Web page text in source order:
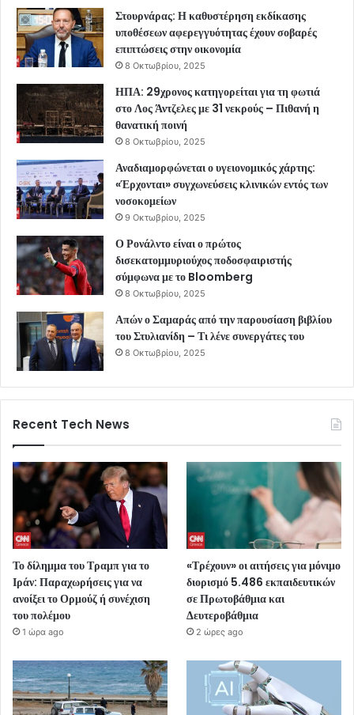
Στουρνάρας: Η καθυστέρηση εκδίκασης
υποθέσεων αφερεγγυότητας έχουν σοβαρές
επιπτώσεις στην οικονομία
8 Οκτωβρίου, 2025
ΗΠΑ: 29χρονος κατηγορείται για τη φωτιά
στο Λος Άντζελες με 31 νεκρούς – Πιθανή η
θανατική ποινή
8 Οκτωβρίου, 2025
Αναδιαμορφώνεται ο υγειονομικός χάρτης:
«Έρχονται» συγχωνεύσεις κλινικών εντός των
νοσοκομείων
9 Οκτωβρίου, 2025
Ο Ρονάλντο είναι ο πρώτος
δισεκατομμυριούχος ποδοσφαιριστής
σύμφωνα με το Bloomberg
8 Οκτωβρίου, 2025
Απών ο Σαμαράς από την παρουσίαση βιβλίου
του Στυλιανίδη – Τι λένε συνεργάτες του
8 Οκτωβρίου, 2025
Recent Tech News
Το δίλημμα του Τραμπ για το
Ιράν: Παραχωρήσεις για να
ανοίξει το Ορμούζ ή συνέχιση
του πολέμου
1 ώρα ago
«Τρέχουν» οι αιτήσεις για μόνιμο
διορισμό 5.486 εκπαιδευτικών
σε Πρωτοβάθμια και
Δευτεροβάθμια
2 ώρες ago